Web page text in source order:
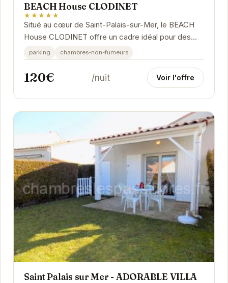
BEACH House CLODINET
★★★★★
Situé au cœur de Saint-Palais-sur-Mer, le BEACH
House CLODINET offre un cadre idéal pour des
vacances reposantes. Profitez de la proximité
des...
parking chambres-non-fumeurs
120€ /nuit Voir l'offre
Saint Palais sur Mer - ADORABLE VILLA